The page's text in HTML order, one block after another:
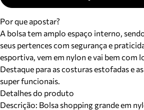
Por que apostar?
A bolsa tem amplo espaço interno,
seus pertences com segurança e
esportiva, vem em nylon e vai bem com
Destaque para as costuras estofadas e
super funcionais.
Detalhes do produto
Descrição: Bolsa shopping grande em